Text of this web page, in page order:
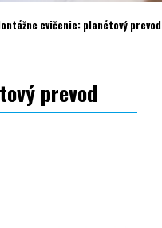
cvičenie: planétový prevod
prevod